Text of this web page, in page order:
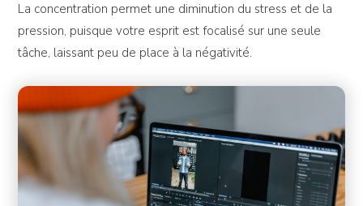
La concentration permet une diminution du stress et de la
pression, puisque votre esprit est focalisé sur une seule
tâche, laissant peu de place à la négativité.